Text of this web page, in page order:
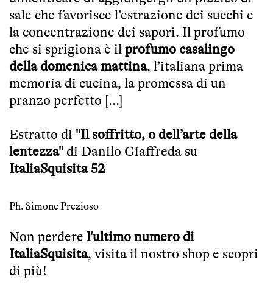
sale che favorisce l’estrazione dei succhi e
la concentrazione dei sapori. Il profumo
che si sprigiona è il profumo casalingo
della domenica mattina, l’italiana prima
memoria di cucina, la promessa di un
pranzo perfetto [...]
Estratto di "Il soffritto, o dell’arte della
lentezza" di Danilo Giaffreda su
ItaliaSquisita 52
Ph. Simone Prezioso
Non perdere l'ultimo numero di
ItaliaSquisita, visita il nostro shop e scopri
di più!